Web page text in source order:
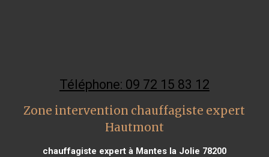
Téléphone: 09 72 15 83 12
Zone intervention chauffagiste expert
Hautmont
chauffagiste expert à Mantes la Jolie 78200